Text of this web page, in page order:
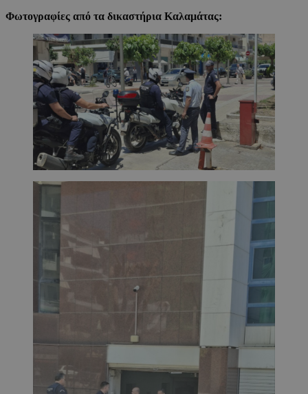
Φωτογραφίες από τα δικαστήρια Καλαμάτας: